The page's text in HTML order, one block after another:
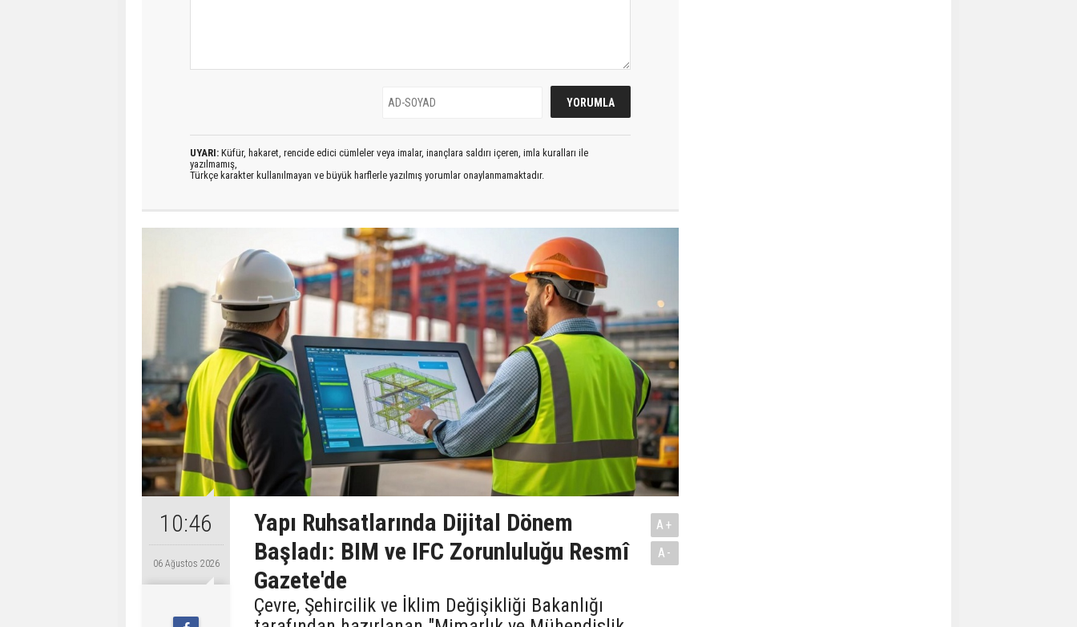
UYARI: Küfür, hakaret, rencide edici cümleler veya imalar, inançlara saldırı içeren, imla kuralları ile
yazılmamış,
Türkçe karakter kullanılmayan ve büyük harflerle yazılmış yorumlar onaylanmamaktadır.
10:46
06 Ağustos 2026
Yapı Ruhsatlarında Dijital Dönem
Başladı: BIM ve IFC Zorunluluğu Resmî
Gazete'de
Çevre, Şehircilik ve İklim Değişikliği Bakanlığı
A+
A-